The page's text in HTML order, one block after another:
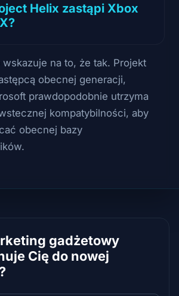
Helix zastąpi Xbox
na to, że tak. Projekt
obecnej generacji,
prawdopodobnie utrzyma
kompatybilności, aby
obecnej bazy
gadżetowy
Cię do nowej